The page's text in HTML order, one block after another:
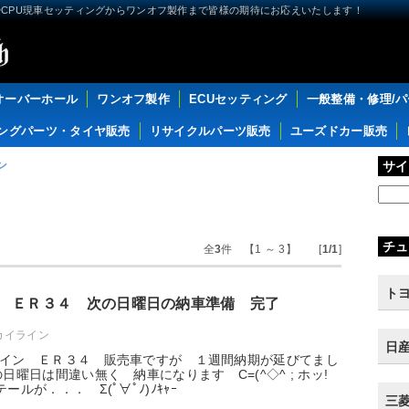
現車セッティングからワンオフ製作まで皆様の期待にお応えいたします！
ーバーホール ワンオフ製作 ECUセッティング 一般整備・修理/
グパーツ・タイヤ販売 リサイクルパーツ販売 ユーズドカー販売
全3件 【1 ～ 3】 [1/1]
ＥＲ３４ 次の日曜日の納車準備 完了
イライン
ン ＥＲ３４ 販売車ですが １週間納期が延びてまし
曜日は間違い無く 納車になります C=(^◇^ ; ホッ!
ールが．．． Σ(ﾟ∀ﾟﾉ)ﾉｷｬｰ
サ
チ
ト
日
三